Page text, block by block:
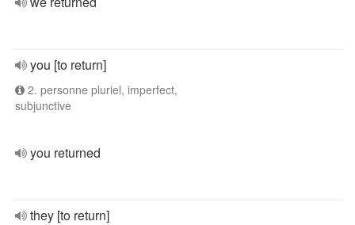
you [to return]
2. personne pluriel, imperfect,
subjunctive
you returned
they [to return]